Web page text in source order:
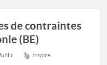
de contraintes
(BE)
Inspire